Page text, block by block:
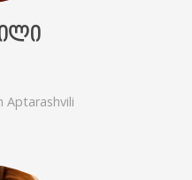
Aptarashvili